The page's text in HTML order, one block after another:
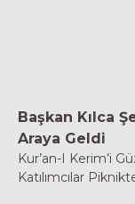
Başkan Kılca
Araya Geldi
Kur’an-I Kerim’i
Katılımcılar